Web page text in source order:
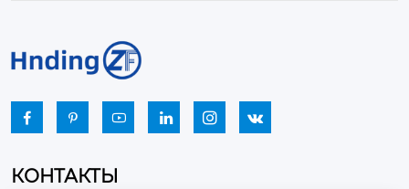
     
КОНТАКТЫ